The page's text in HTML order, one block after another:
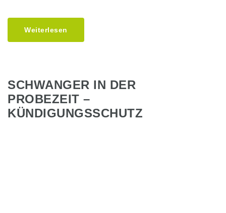
Weiterlesen
SCHWANGER IN DER
PROBEZEIT –
KÜNDIGUNGSSCHUTZ